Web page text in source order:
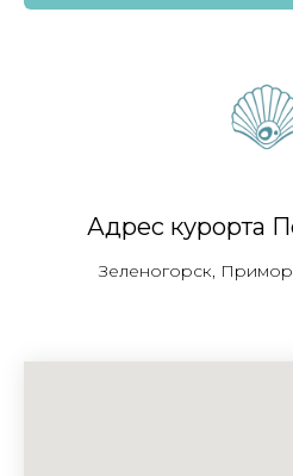
Адрес курорта
Зеленогорск,